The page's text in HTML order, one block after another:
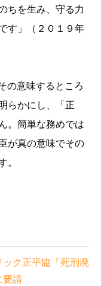
ちを生み、守る力
す」（２０１９年
の意味するところ
らかにし、「正
。簡単な務めでは
が真の意味でその
。
ック正平協「死刑廃
要請